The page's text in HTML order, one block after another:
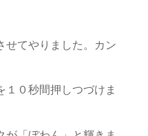
せてやりました。カン
０秒間押しつづけま